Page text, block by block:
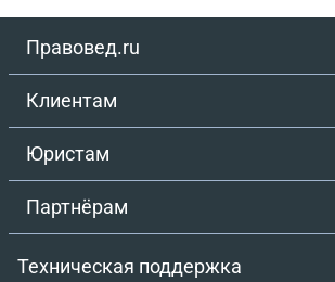
Правовед.ru
Клиентам
Юристам
Партнёрам
Техническая поддержка